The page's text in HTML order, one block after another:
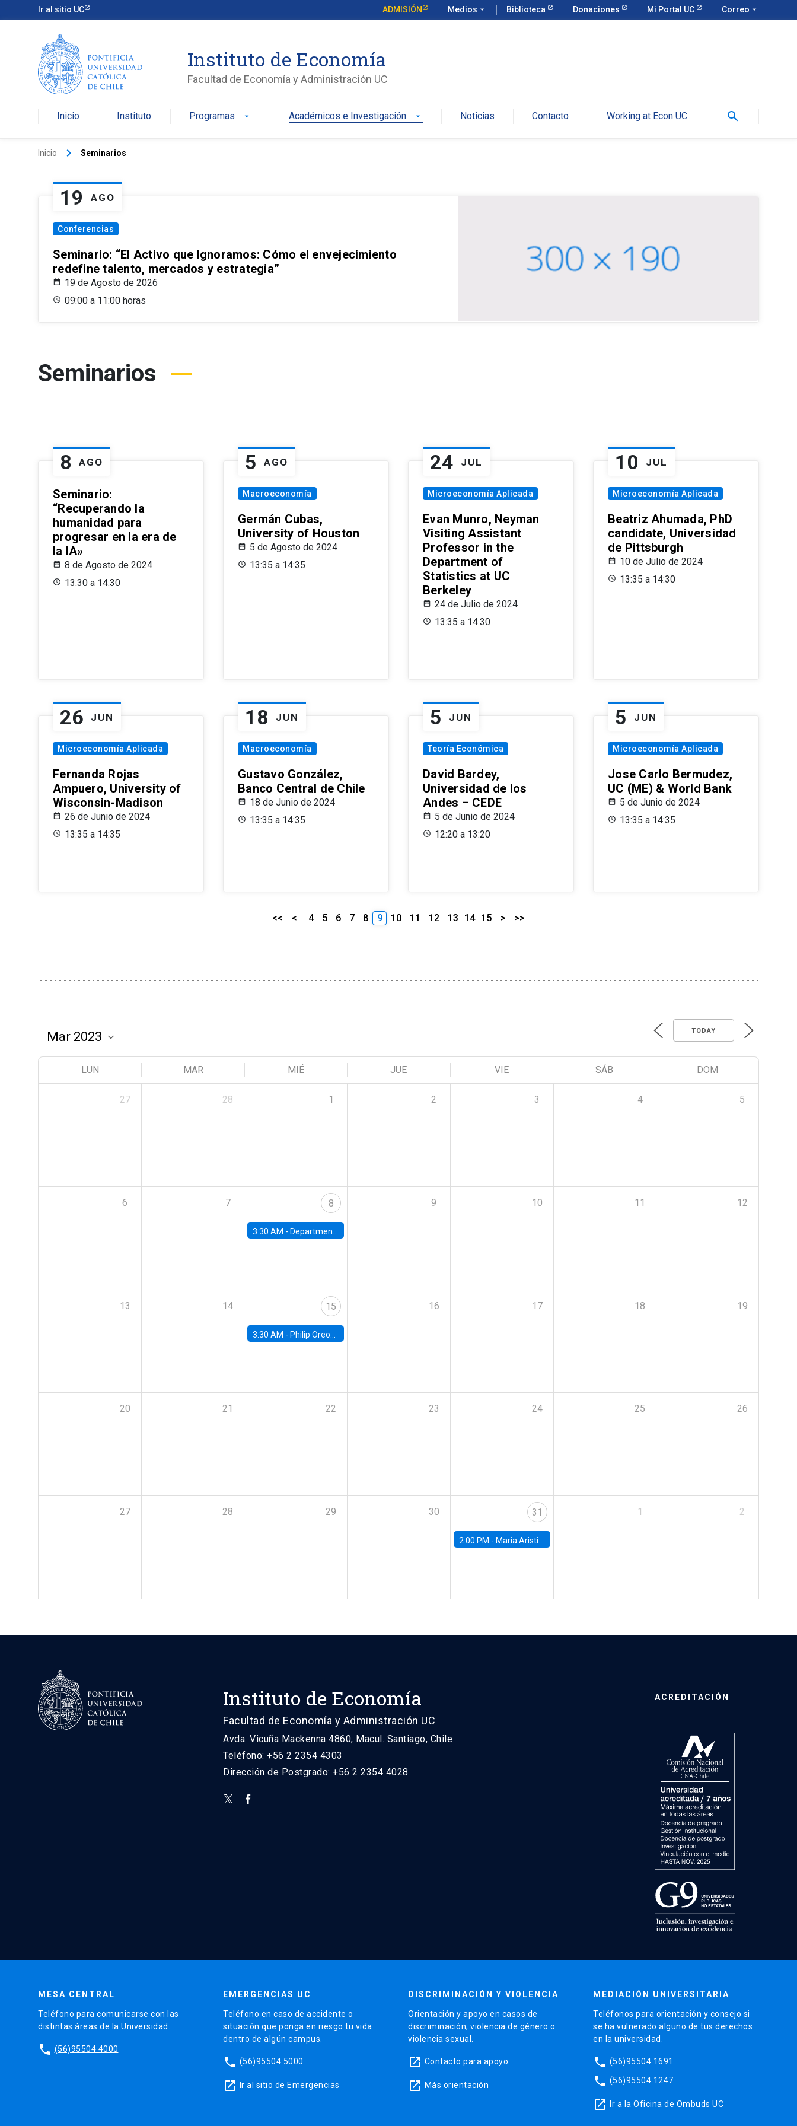
Ir al sitio UC ADMISIÓN Medios arrow_drop_down Biblioteca Donaciones Mi Portal UC Correo arrow_drop_down
Instituto de Economía
Facultad de Economía y Administración UC
Inicio Instituto Programas arrow_drop_down Académicos e Investigación arrow_drop_down Noticias Contacto Working at Econ UC search
Inicio keyboard_arrow_right Seminarios
19 AGO
Conferencias
Seminario: “El Activo que Ignoramos: Cómo el envejecimiento
redefine talento, mercados y estrategia”
19 de Agosto de 2026
09:00 a 11:00 horas
Seminarios
8 AGO
Seminario:
“Recuperando la
humanidad para
progresar en la era de
la IA»
8 de Agosto de 2024
13:30 a 14:30
5 AGO
Macroeconomía
Germán Cubas,
University of Houston
5 de Agosto de 2024
13:35 a 14:35
24 JUL
Microeconomía Aplicada
Evan Munro, Neyman
Visiting Assistant
Professor in the
Department of
Statistics at UC
Berkeley
24 de Julio de 2024
13:35 a 14:30
10 JUL
Microeconomía Aplicada
Beatriz Ahumada, PhD
candidate, Universidad
de Pittsburgh
10 de Julio de 2024
13:35 a 14:30
26 JUN
Microeconomía Aplicada
Fernanda Rojas
Ampuero, University of
Wisconsin-Madison
26 de Junio de 2024
13:35 a 14:35
18 JUN
Macroeconomía
Gustavo González,
Banco Central de Chile
18 de Junio de 2024
13:35 a 14:35
5 JUN
Teoría Económica
David Bardey,
Universidad de los
Andes – CEDE
5 de Junio de 2024
12:20 a 13:20
5 JUN
Microeconomía Aplicada
Jose Carlo Bermudez,
UC (ME) & World Bank
5 de Junio de 2024
13:35 a 14:35
<< < 4 5 6 7 8 9 10 11 12 13 14 15 > >>
TODAY
LUN MAR MIÉ JUE VIE SÁB DOM
27 28 1 2 3 4 5
6 7 8
3:30 AM - Department Seminar: James Robinson
9 10 11 12
13 14 15
3:30 AM - Philip Oreopolous, University of Toronto
16 17 18 19
20 21 22 23 24 25 26
27 28 29 30 31
2:00 PM - Maria Aristizabal-Ramirez, FED Board
1 2
Instituto de Economía
Facultad de Economía y Administración UC
Avda. Vicuña Mackenna 4860, Macul. Santiago, Chile
Teléfono: +56 2 2354 4303
Dirección de Postgrado: +56 2 2354 4028
ACREDITACIÓN
MESA CENTRAL
Teléfono para comunicarse con las
distintas áreas de la Universidad.
phone (56)95504 4000
EMERGENCIAS UC
Teléfono en caso de accidente o
situación que ponga en riesgo tu vida
dentro de algún campus.
phone (56)95504 5000
launch Ir al sitio de Emergencias
DISCRIMINACIÓN Y VIOLENCIA
Orientación y apoyo en casos de
discriminación, violencia de género o
violencia sexual.
launch Contacto para apoyo
launch Más orientación
MEDIACIÓN UNIVERSITARIA
Teléfonos para orientación y consejo si
se ha vulnerado alguno de tus derechos
en la universidad.
phone (56)95504 1691
phone (56)95504 1247
launch Ir a la Oficina de Ombuds UC